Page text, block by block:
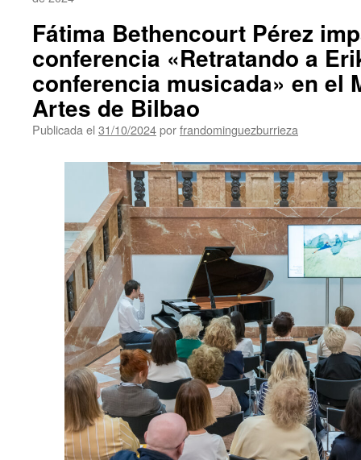
Fátima Bethencourt Pérez
conferencia «Retratando a
conferencia musicada» en el
Artes de Bilbao
Publicada el 31/10/2024porfrandominguezburrieza